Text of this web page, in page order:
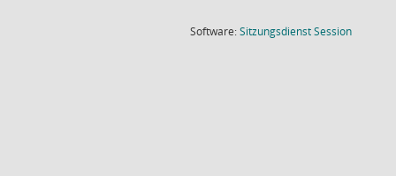
Software:SitzungsdienstSession(Wird in